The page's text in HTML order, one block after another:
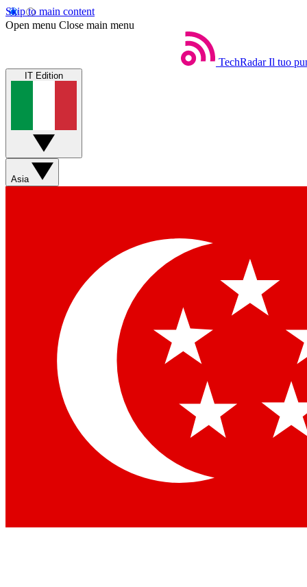
Skip to main content
Open menu Close main menu
TechRadar Il tuo
IT Edition
Asia